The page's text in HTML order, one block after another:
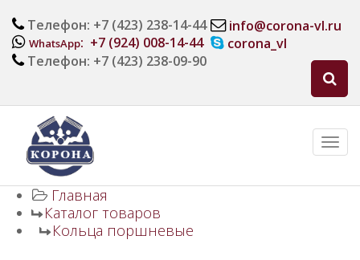
Телефон: +7 (423) 238-14-44
WhatsApp: +7 (924) 008-14-44
Телефон: +7 (423) 238-09-90
info@corona-vl.ru
corona_vl
Главная
Каталог товаров
Кольца поршневые